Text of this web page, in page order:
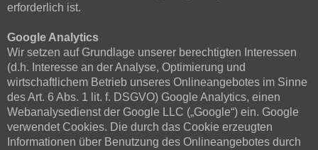
erforderlich ist.
Google Analytics
Wir setzen auf Grundlage unserer berechtigten Interessen
(d.h. Interesse an der Analyse, Optimierung und
wirtschaftlichem Betrieb unseres Onlineangebotes im Sinne
des Art. 6 Abs. 1 lit. f. DSGVO) Google Analytics, einen
Webanalysedienst der Google LLC („Google“) ein. Google
verwendet Cookies. Die durch das Cookie erzeugten
Informationen über Benutzung des Onlineangebotes durch